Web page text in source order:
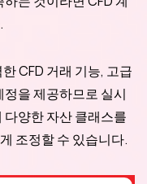
CFD 거래 기능, 고급
을 제공하므로 실시
양한 자산 클래스를
조정할 수 있습니다.